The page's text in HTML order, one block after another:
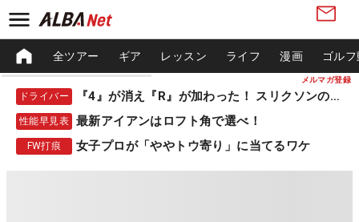
メルマガ登録
全ツアー ギア レッスン ライフ 漫画 ゴル
ドライバー 『4』が消え『R』が加わった！ スリクソンの新作
性能早見表 最新アイアンはロフト角で選べ！
FW打痕 女子プロが「ややトウ寄り」に当てるワケ